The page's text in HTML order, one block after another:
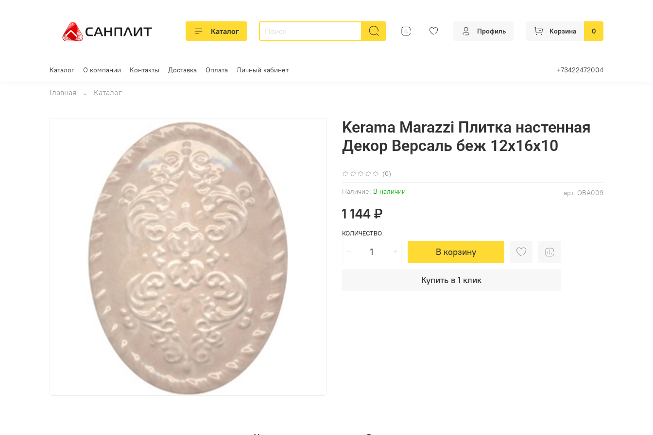
Каталог Профиль Корзина 0
Каталог О компании Контакты Доставка Оплата Личный кабинет +73422472004
Главная Каталог
(0)
арт. OBA009
Наличие: В наличии
Kerama Marazzi Плитка настенная
Декор Версаль беж 12х16х10
1 144 ₽
КОЛИЧЕСТВО
В корзину
Купить в 1 клик